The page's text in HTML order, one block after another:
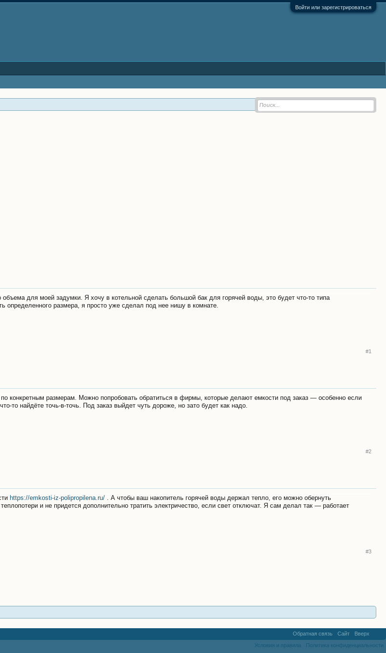
Войти или зарегистрироваться
для моей задумки. Я хочу в котельной сделать большой бак для горячей воды, это будет что-то типа
определенного размера, я просто уже сделал под нее нишу в комнате.
#1
конкретным размерам. Можно попробовать обратиться в фирмы, которые делают емкости под заказ — особенно если
то найдёте точь-в-точь. Под заказ выйдет чуть дороже, но зато будет как надо.
#2
https://emkosti-iz-polipropilena.ru/ . А чтобы ваш накопитель горячей воды держал тепло, его можно обернуть
и не придется дополнительно тратить электричество, если свет отключат. Я сам делал так — работает
#3
Обратная связь Сайт
Вверх
Условия и правила Политика конфиденциальности